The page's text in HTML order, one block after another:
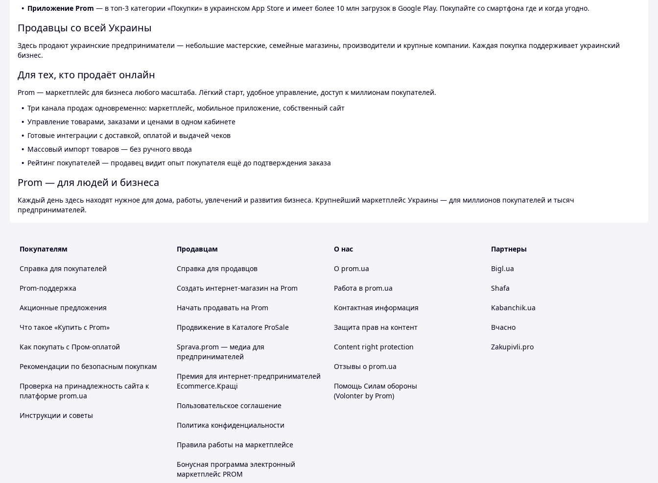
Приложение Prom — в топ-3 категории «Покупки» в украинском App Store и имеет более 10 млн загрузок в Google Play. Покупайте со смартфона где и когда угодно.
Продавцы со всей Украины
Здесь продают украинские предприниматели — небольшие мастерские, семейные магазины, производители и крупные компании. Каждая покупка поддерживает украинский
бизнес.
Для тех, кто продаёт онлайн
Prom — маркетплейс для бизнеса любого масштаба. Лёгкий старт, удобное управление, доступ к миллионам покупателей.
Три канала продаж одновременно: маркетплейс, мобильное приложение, собственный сайт
Управление товарами, заказами и ценами в одном кабинете
Готовые интеграции с доставкой, оплатой и выдачей чеков
Массовый импорт товаров — без ручного ввода
Рейтинг покупателей — продавец видит опыт покупателя ещё до подтверждения заказа
Prom — для людей и бизнеса
Каждый день здесь находят нужное для дома, работы, увлечений и развития бизнеса. Крупнейший маркетплейс Украины — для миллионов покупателей и тысяч
предпринимателей.
Покупателям
Справка для покупателей
Prom-поддержка
Акционные предложения
Что такое «Купить с Prom»
Как покупать с Пром-оплатой
Рекомендации по безопасным покупкам
Проверка на принадлежность сайта к
платформе prom.ua
Инструкции и советы
Продавцам
Справка для продавцов
Создать интернет-магазин на Prom
Начать продавать на Prom
Продвижение в Каталоге ProSale
Sprava.prom — медиа для
предпринимателей
Премия для интернет-предпринимателей
Ecommerce.Кращі
Пользовательское соглашение
Политика конфиденциальности
Правила работы на маркетплейсе
Бонусная программа электронный
маркетплейс PROM
О нас
О prom.ua
Работа в prom.ua
Контактная информация
Защита прав на контент
Content right protection
Отзывы о prom.ua
Помощь Силам обороны
(Volonter by Prom)
Партнеры
Bigl.ua
Shafa
Kabanchik.ua
Вчасно
Zakupivli.pro